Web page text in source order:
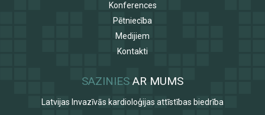
Konferences
Pētniecība
Medijiem
Kontakti
SAZINIES AR MUMS
Latvijas Invazīvās kardioloģijas attīstības biedrība